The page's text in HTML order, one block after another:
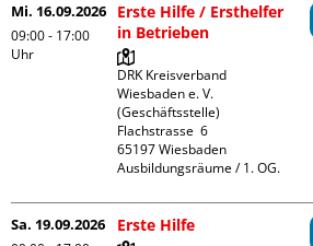
Mi. 16.09.2026
09:00 - 17:00
Uhr
Erste Hilfe / Ersthelfer
in Betrieben
DRK Kreisverband
Wiesbaden e. V.
(Geschäftsstelle)
Flachstrasse  6
65197 Wiesbaden
Ausbildungsräume / 1. OG.
Sa. 19.09.2026 Erste Hilfe